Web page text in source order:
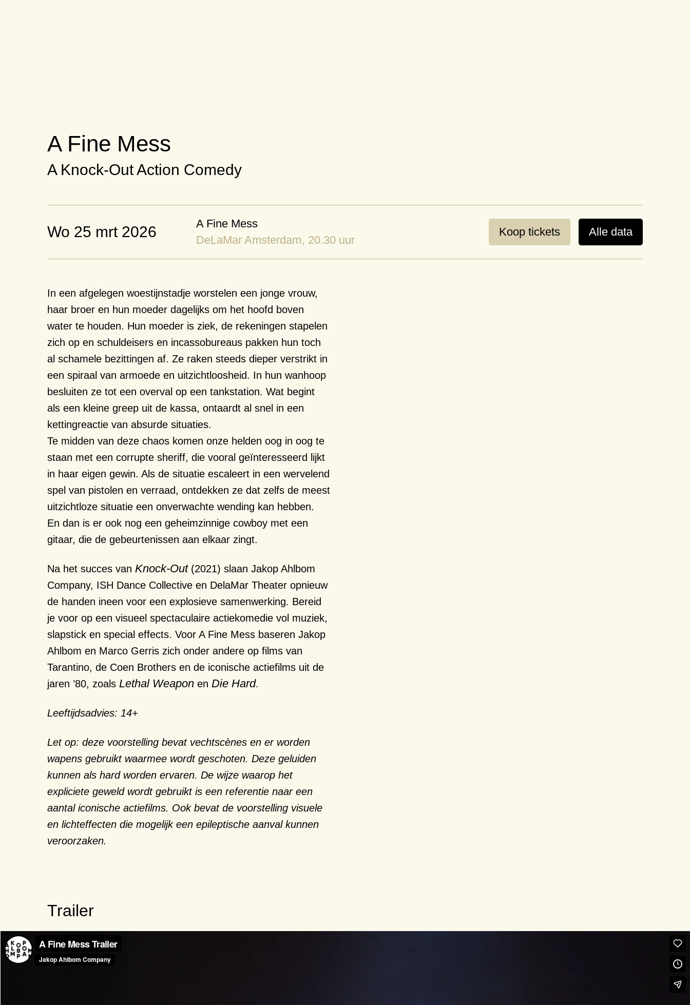
A Fine Mess
A Knock-Out Action Comedy
wo 25 mrt 2026
A Fine Mess
DeLaMar Amsterdam, 20.30 uur
Koop tickets Alle data
In een afgelegen woestijnstadje worstelen een jonge vrouw,
haar broer en hun moeder dagelijks om het hoofd boven
water te houden. Hun moeder is ziek, de rekeningen stapelen
zich op en schuldeisers en incassobureaus pakken hun toch
al schamele bezittingen af. Ze raken steeds dieper verstrikt in
een spiraal van armoede en uitzichtloosheid. In hun wanhoop
besluiten ze tot een overval op een tankstation. Wat begint
als een kleine greep uit de kassa, ontaardt al snel in een
kettingreactie van absurde situaties.
Te midden van deze chaos komen onze helden oog in oog te
staan met een corrupte sheriff, die vooral geïnteresseerd lijkt
in haar eigen gewin. Als de situatie escaleert in een wervelend
spel van pistolen en verraad, ontdekken ze dat zelfs de meest
uitzichtloze situatie een onverwachte wending kan hebben.
En dan is er ook nog een geheimzinnige cowboy met een
gitaar, die de gebeurtenissen aan elkaar zingt.
Na het succes van Knock-Out(2021) slaan Jakop Ahlbom
Company, ISH Dance Collective en DelaMar Theater opnieuw
de handen ineen voor een explosieve samenwerking. Bereid
je voor op een visueel spectaculaire actiekomedie vol muziek,
slapstick en special effects. Voor A Fine Mess baseren Jakop
Ahlbom en Marco Gerris zich onder andere op films van
Tarantino, de Coen Brothers en de iconische actiefilms uit de
jaren ’80, zoals Lethal Weapon en Die Hard.
Leeftijdsadvies: 14+
Let op: deze voorstelling bevat vechtscènes en er worden
wapens gebruikt waarmee wordt geschoten. Deze geluiden
kunnen als hard worden ervaren. De wijze waarop het
expliciete geweld wordt gebruikt is een referentie naar een
aantal iconische actiefilms. Ook bevat de voorstelling visuele
en lichteffecten die mogelijk een epileptische aanval kunnen
veroorzaken.
Trailer